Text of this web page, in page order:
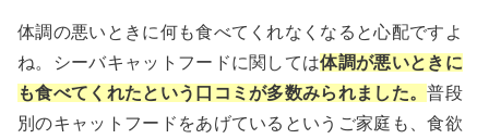
体調の悪いときに何も食べてくれなくなると心配ですよ
ね。シーバキャットフードに関しては体調が悪いときに
も食べてくれたという口コミが多数みられました。普段
別のキャットフードをあげているというご家庭も、食欲